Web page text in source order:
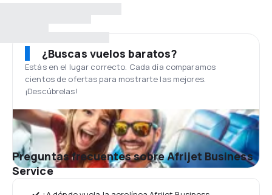
¿Buscas vuelos baratos?
Estás en el lugar correcto. Cada día comparamos
cientos de ofertas para mostrarte las mejores.
¡Descúbrelas!
Preguntas frecuentes sobre Afrijet Business
Service